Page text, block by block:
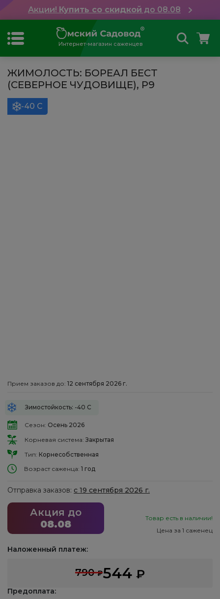
Акции! Купить со скидкой до 08.08
Интернет-магазин саженцев
ЖИМОЛОСТЬ: БОРЕАЛ БЕСТ
(СЕВЕРНОЕ ЧУДОВИЩЕ), Р9
-40 С
Прием заказов до: 12 сентября 2026 г.
Зимостойкость: -40 С
Сезон: Осень 2026
Корневая система: Закрытая
Тип: Корнесобственная
Возраст саженца: 1 год
Отправка заказов: с 19 сентября 2026 г.
Акция до
08.08
Товар есть в наличии!
Цена за 1 саженец
Наложенный платеж:
790₽544 ₽
Предоплата: